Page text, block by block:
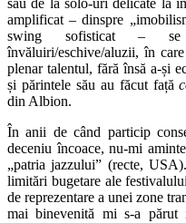
amplificat – dinspre
swing sofisticat – se
învăluiri/eschive/aluzii, în
plenar talentul, fără însă a-și
și părintele său au făcut față
din Albion.
În anii de când particip
deceniu încoace, nu-mi
„patria jazzului” (recte,
limitări bugetare ale
de reprezentare a unei zone
mai binevenită mi s-a